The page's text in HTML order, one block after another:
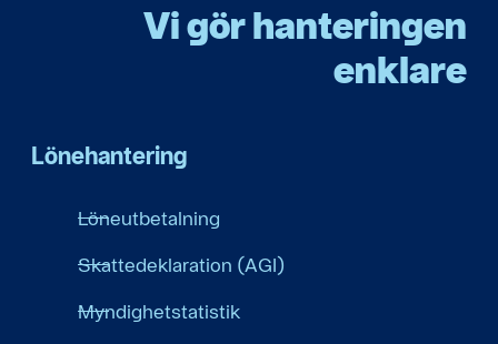
Vi gör hanteringen
enklare
Lönehantering
Löneutbetalning
Skattedeklaration (AGI)
Myndighetstatistik